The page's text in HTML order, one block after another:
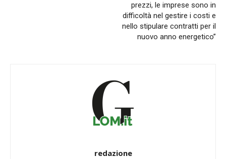
prezzi, le imprese sono in
difficoltà nel gestire i costi e
nello stipulare contratti per il
nuovo anno energetico”
redazione